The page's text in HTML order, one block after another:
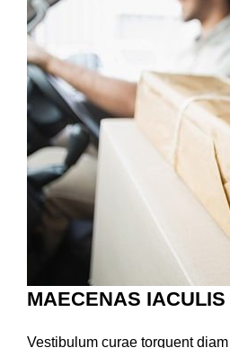
MAECENAS IACULIS
Vestibulum curae torquent